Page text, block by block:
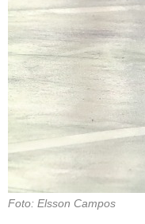
Foto: Elsson Campos